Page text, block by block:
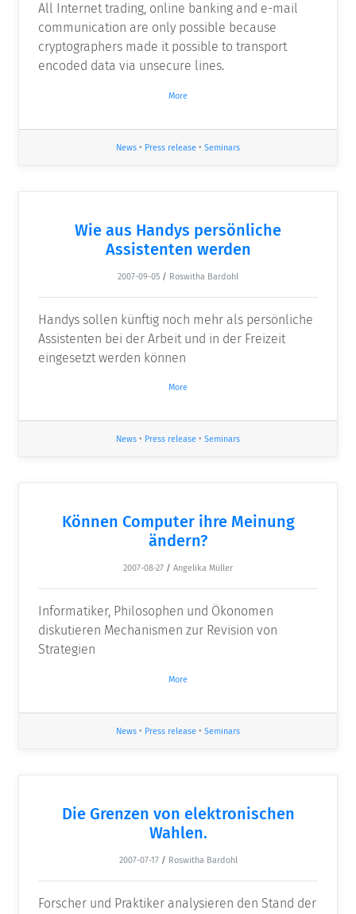
All Internet trading, online banking and e-mail
communication are only possible because
cryptographers made it possible to transport
encoded data via unsecure lines.
More
News • Press release • Seminars
Wie aus Handys persönliche
Assistenten werden
2007-09-05 / Roswitha Bardohl
Handys sollen künftig noch mehr als persönliche
Assistenten bei der Arbeit und in der Freizeit
eingesetzt werden können
More
News • Press release • Seminars
Können Computer ihre Meinung
ändern?
2007-08-27 / Angelika Müller
Informatiker, Philosophen und Ökonomen
diskutieren Mechanismen zur Revision von
Strategien
More
News • Press release • Seminars
Die Grenzen von elektronischen
Wahlen.
2007-07-17 / Roswitha Bardohl
Forscher und Praktiker analysieren den Stand der